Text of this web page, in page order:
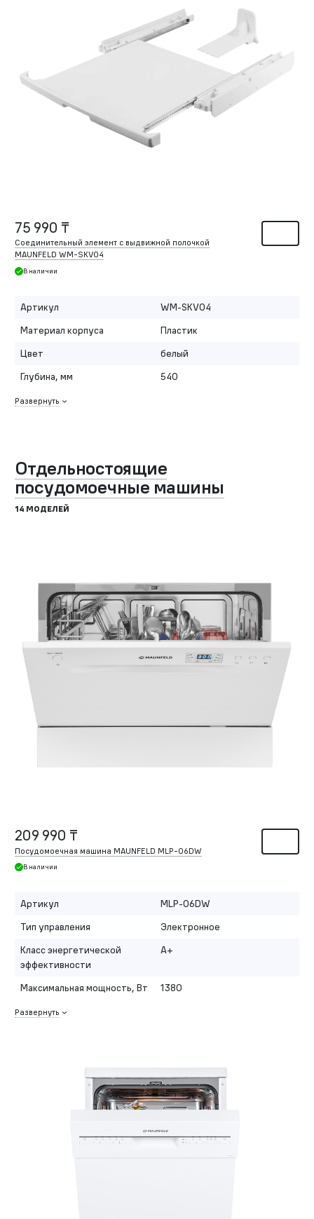
75 990 ₸
Соединительный элемент с выдвижной полочкой
MAUNFELD WM-SKV04
В наличии
Артикул
WM-SKV04
Материал корпуса
Пластик
Цвет
белый
Глубина, мм
540
Развернуть
Отдельностоящие
посудомоечные машины
14 МОДЕЛЕЙ
209 990 ₸
Посудомоечная машина MAUNFELD MLP-06DW
В наличии
Артикул
MLP-06DW
Тип управления
Электронное
Класс энергетической
эффективности
A+
Максимальная мощность, Вт 1380
Развернуть